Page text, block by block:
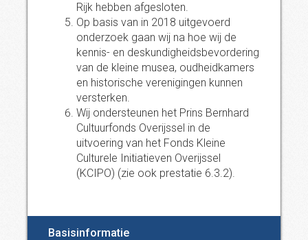
Rijk hebben afgesloten.
Op basis van in 2018 uitgevoerd
onderzoek gaan wij na hoe wij de
kennis- en deskundigheidsbevordering
van de kleine musea, oudheidkamers
en historische verenigingen kunnen
versterken.
Wij ondersteunen het Prins Bernhard
Cultuurfonds Overijssel in de
uitvoering van het Fonds Kleine
Culturele Initiatieven Overijssel
(KCIPO) (zie ook prestatie 6.3.2).
Basisinformatie